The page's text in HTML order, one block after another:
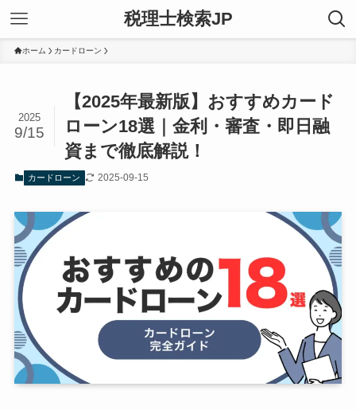
税理士検索JP
ホーム カードローン
【2025年最新版】おすすめカード
ローン18選｜金利・審査・即日融
資まで徹底解説！
2025
9/15
カードローン 2025-09-15